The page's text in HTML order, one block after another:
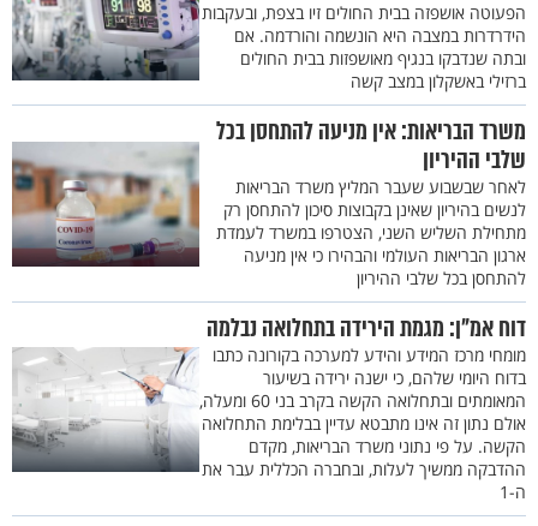
הפעוטה אושפזה בבית החולים זיו בצפת, ובעקבות
הידרדרות במצבה היא הונשמה והורדמה. אם
ובתה שנדבקו בנגיף מאושפזות בבית החולים
ברזילי באשקלון במצב קשה
משרד הבריאות: אין מניעה להתחסן בכל
שלבי ההיריון
לאחר שבשבוע שעבר המליץ משרד הבריאות
לנשים בהיריון שאינן בקבוצות סיכון להתחסן רק
מתחילת השליש השני, הצטרפו במשרד לעמדת
ארגון הבריאות העולמי והבהירו כי אין מניעה
להתחסן בכל שלבי ההיריון
דוח אמ"ן: מגמת הירידה בתחלואה נבלמה
מומחי מרכז המידע והידע למערכה בקורונה כתבו
בדוח היומי שלהם, כי ישנה ירידה בשיעור
המאומתים ובתחלואה הקשה בקרב בני 60 ומעלה,
אולם נתון זה אינו מתבטא עדיין בבלימת התחלואה
הקשה. על פי נתוני משרד הבריאות, מקדם
ההדבקה ממשיך לעלות, ובחברה הכללית עבר את
ה-1